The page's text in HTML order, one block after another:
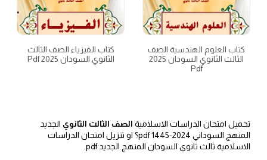
كتاب العلوم الهندسية الصف
الثالث الثانوي السودان 2025
Pdf
كتاب الفيزياء الصف الثالث
الثانوي السودان 2025 Pdf
تحميل امتحان الدراسات الاسلامية الصف الثالث الثانويالجديد
المنهج السوداني 2024-1445 pdf؟ او تنزيل امتحان الدراسات
الاسلامية ثالث ثانوي السودان المنهج الجديد pdf.